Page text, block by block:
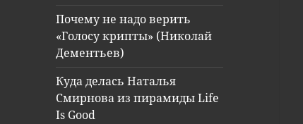
Почему не надо верить
«Голосу крипты» (Николай
Дементьев)
Куда делась Наталья
Смирнова из пирамиды Life
Is Good